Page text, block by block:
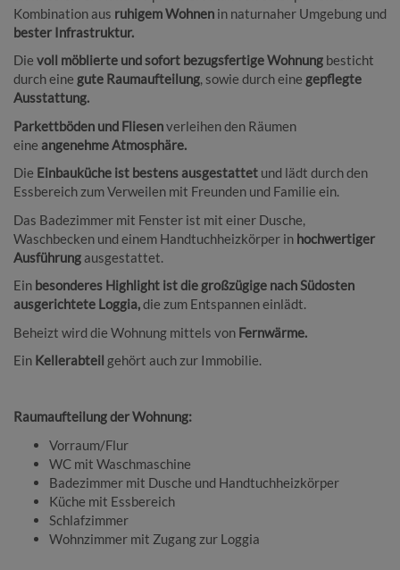
Kombination aus ruhigem Wohnen in naturnaher Umgebung und
bester Infrastruktur.
Die voll möblierte und sofort bezugsfertige Wohnung besticht
durch eine gute Raumaufteilung, sowie durch eine gepflegte
Ausstattung.
Parkettböden und Fliesenverleihen den Räumen
eine angenehme Atmosphäre.
Die Einbauküche ist bestens ausgestattet und lädt durch den
Essbereich zum Verweilen mit Freunden und Familie ein.
Das Badezimmer mit Fenster ist mit einer Dusche,
Waschbecken und einem Handtuchheizkörper in hochwertiger
Ausführung ausgestattet.
Ein besonderes Highlight ist die großzügige nach Südosten
ausgerichtete Loggia,die zum Entspannen einlädt.
Beheizt wird die Wohnung mittels von Fernwärme.
Ein Kellerabteil gehört auch zur Immobilie.
Raumaufteilung der Wohnung:
Vorraum/Flur
WC mit Waschmaschine
Badezimmer mit Dusche und Handtuchheizkörper
Küche mit Essbereich
Schlafzimmer
Wohnzimmer mit Zugang zur Loggia